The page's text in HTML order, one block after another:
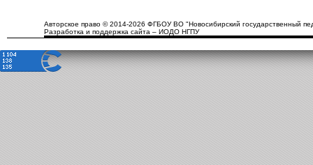
Авторское право © 2014-2026 ФГБОУ ВО "Новосибирский государственный
Разработка и поддержка сайта – ИОДО НГПУ